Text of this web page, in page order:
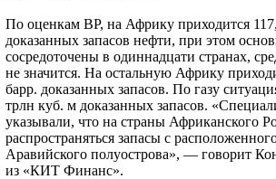
По оценкам BP, на Африку приходится
доказанных запасов нефти, при этом
сосредоточены в одиннадцати странах,
не значится. На остальную Африку
барр. доказанных запасов. По газу
трлн куб. м доказанных запасов.
указывали, что на страны Африканского
распространяться запасы с
Аравийского полуострова», — говорит
из «КИТ Финанс».